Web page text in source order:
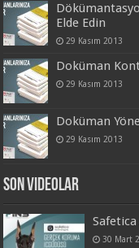
Elde Edin
29 Kasım 2013
Doküman
29 Kasım 2013
Doküman
29 Kasım 2013
Son Videolar
30 Mart